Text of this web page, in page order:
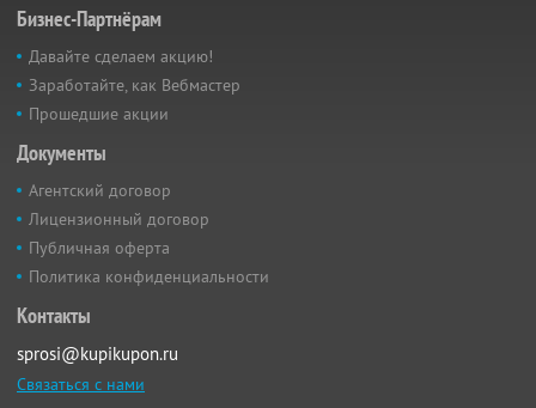
Бизнес-Партнёрам
Давайте сделаем акцию!
Заработайте, как Вебмастер
Прошедшие акции
Документы
Агентский договор
Лицензионный договор
Публичная оферта
Политика конфиденциальности
Контакты
sprosi@kupikupon.ru
Связаться с нами